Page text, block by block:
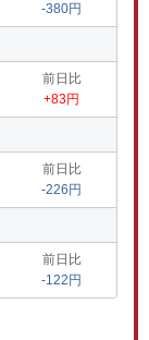
-380円
前日比
+83円
前日比
-226円
前日比
-122円